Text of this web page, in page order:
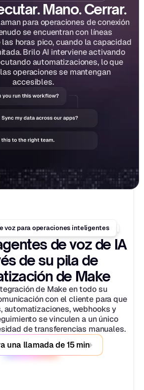
Mano. Cerrar.
para operaciones de conexión
se encuentran con líneas
horas pico, cuando la capacidad
Brilo AI interviene activando
automatizaciones, lo que
operaciones se mantengan
accesibles.
voz para operaciones inteligentes
de voz de IA
de su pila de
de Make
de Make en todo su
con el cliente para que
automatizaciones, webhooks y
se vinculen a un único
de transferencias manuales.
una llamada de 15 min